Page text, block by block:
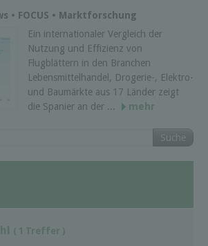
• FOCUS • Marktforschung
Ein internationaler Vergleich der
Nutzung und Effizienz von
Flugblättern in den Branchen
Lebensmittelhandel, Drogerie-, Elektro-
und Baumärkte aus 17 Länder zeigt
die Spanier an der ...
mehr
Suche
( 1 Treffer )